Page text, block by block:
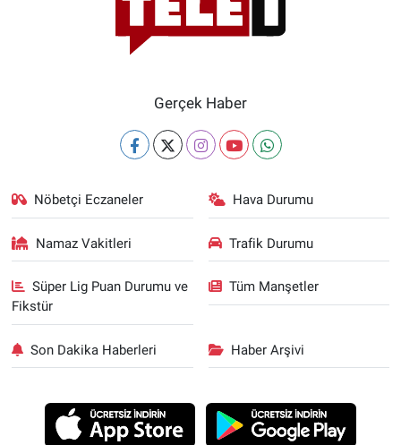
Gerçek Haber
Nöbetçi Eczaneler Hava Durumu
Namaz Vakitleri Trafik Durumu
Süper Lig Puan Durumu ve
Fikstür
Tüm Manşetler
Son Dakika Haberleri Haber Arşivi